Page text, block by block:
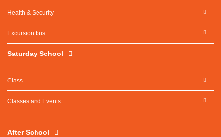
Health & Security
Excursion bus
Saturday School
Class
Classes and Events
After School